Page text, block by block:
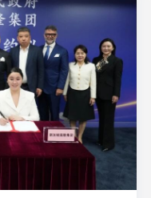
喻渭蛟会长带队考察广西南宁，广西壮族自治区党委常委、南宁市委书记农生文会见商会一行
喻渭蛟率队赴广西
委、南宁市委书记
常务副会长郎旺凯、
会长单位晖阳（贵
长胡海军，副会长